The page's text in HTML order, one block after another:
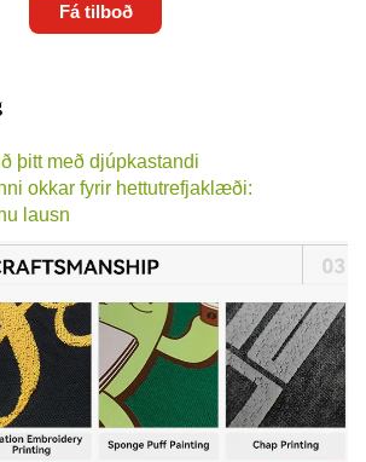
Fá tilboð
þitt með djúpkastandi
okkar fyrir hettutrefjaklæði:
lausn